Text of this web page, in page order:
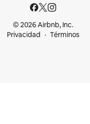
© 2026 Airbnb, Inc.
Privacidad
Términos